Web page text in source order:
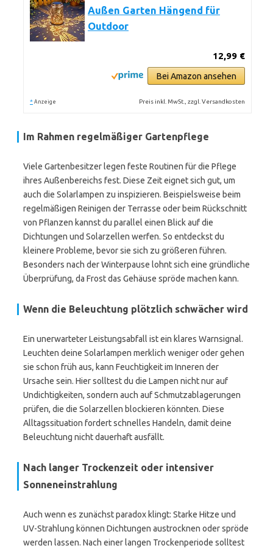
Außen Garten Hängend für
Outdoor
12,99 €
Bei Amazon ansehen
* Anzeige Preis inkl. MwSt., zzgl. Versandkosten
Im Rahmen regelmäßiger Gartenpflege
Viele Gartenbesitzer legen feste Routinen für die Pflege
ihres Außenbereichs fest. Diese Zeit eignet sich gut, um
auch die Solarlampen zu inspizieren. Beispielsweise beim
regelmäßigen Reinigen der Terrasse oder beim Rückschnitt
von Pflanzen kannst du parallel einen Blick auf die
Dichtungen und Solarzellen werfen. So entdeckst du
kleinere Probleme, bevor sie sich zu größeren führen.
Besonders nach der Winterpause lohnt sich eine gründliche
Überprüfung, da Frost das Gehäuse spröde machen kann.
Wenn die Beleuchtung plötzlich schwächer wird
Ein unerwarteter Leistungsabfall ist ein klares Warnsignal.
Leuchten deine Solarlampen merklich weniger oder gehen
sie schon früh aus, kann Feuchtigkeit im Inneren der
Ursache sein. Hier solltest du die Lampen nicht nur auf
Undichtigkeiten, sondern auch auf Schmutzablagerungen
prüfen, die die Solarzellen blockieren könnten. Diese
Alltagssituation fordert schnelles Handeln, damit deine
Beleuchtung nicht dauerhaft ausfällt.
Nach langer Trockenzeit oder intensiver
Sonneneinstrahlung
Auch wenn es zunächst paradox klingt: Starke Hitze und
UV-Strahlung können Dichtungen austrocknen oder spröde
werden lassen. Nach einer langen Trockenperiode solltest